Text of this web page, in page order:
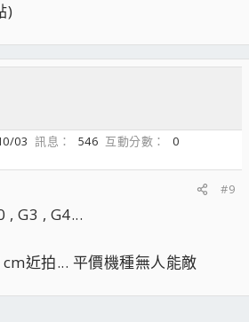
)
03 訊息 546 互動分數
0
#9
, G3 , G4...
近拍... 平價機種無人能敵